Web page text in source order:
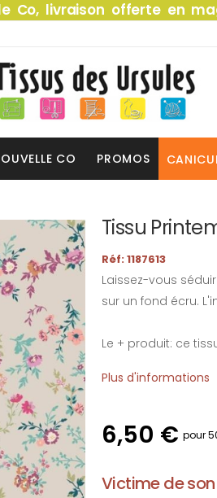
Co, livraison offerte en
CO PROMOS
Tissu
Réf: 1187613
Laissez-vous
sur un fond écru.
Le + produit: ce
Plus d'informations
6,50 € pour
Victime de